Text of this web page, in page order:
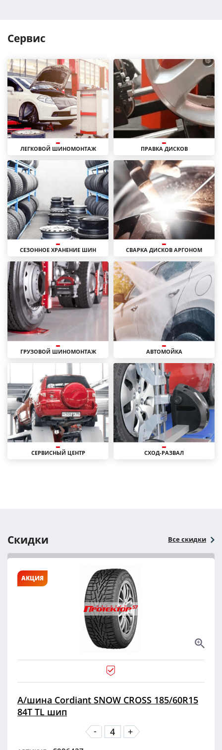
Сервис
ЛЕГКОВОЙ ШИНОМОНТАЖ ПРАВКА ДИСКОВ
СЕЗОННОЕ ХРАНЕНИЕ ШИН СВАРКА ДИСКОВ АРГОНОМ
ГРУЗОВОЙ ШИНОМОНТАЖ АВТОМОЙКА
СЕРВИСНЫЙ ЦЕНТР СХОД-РАЗВАЛ
Скидки Все скидки
АКЦИЯ
А/шина Cordiant SNOW CROSS 185/60R15
84T TL шип
-
+